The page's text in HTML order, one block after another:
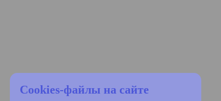
Cookies-файлы на сайте